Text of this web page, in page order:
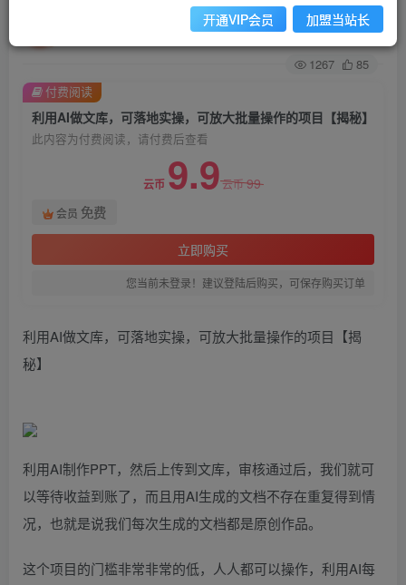
关注 私信
1267 85
利用AI做文库，可落地实操，可放大批量操作的项目【揭秘】
此内容为付费阅读，请付费后查看
云币 9.9云币99
会员 免费
立即购买
您当前未登录！建议登陆后购买，可保存购买订单
付费阅读
利用AI做文库，可落地实操，可放大批量操作的项目【揭
秘】
利用AI制作PPT，然后上传到文库，审核通过后，我们就可
以等待收益到账了，而且用AI生成的文档不存在重复得到情
况，也就是说我们每次生成的文档都是原创作品。
这个项目的门槛非常非常的低，人人都可以操作，利用AI每
开通VIP会员 加盟当站长